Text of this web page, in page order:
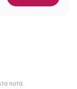
nota.